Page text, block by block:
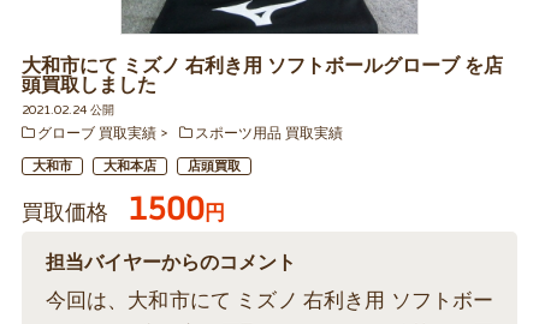
大和市にて ミズノ 右利き用 ソフトボールグローブ を店
頭買取しました
2021.02.24 公開
グローブ 買取実績
スポーツ用品 買取実績
大和市 大和本店 店頭買取
買取価格 1500円
担当バイヤーからのコメント
今回は、大和市にて ミズノ 右利き用 ソフトボー